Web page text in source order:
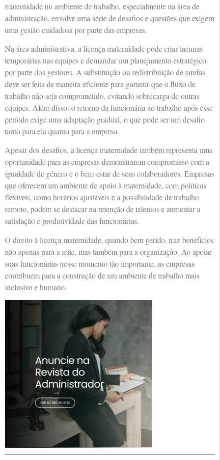
maternidade no ambiente de trabalho, especialmente na área de
administração, envolve uma série de desafios e questões que exigem
uma gestão cuidadosa por parte das empresas.
Na área administrativa, a licença maternidade pode criar lacunas
temporárias nas equipes e demandar um planejamento estratégico
por parte dos gestores. A substituição ou redistribuição de tarefas
deve ser feita de maneira eficiente para garantir que o fluxo de
trabalho não seja comprometido, evitando sobrecarga de outras
equipes. Além disso, o retorno da funcionária ao trabalho após esse
período exige uma adaptação gradual, o que pode ser um desafio
tanto para ela quanto para a empresa.
Apesar dos desafios, a licença maternidade também representa uma
oportunidade para as empresas demonstrarem compromisso com a
igualdade de gênero e o bem-estar de seus colaboradores. Empresas
que oferecem um ambiente de apoio à maternidade, com políticas
flexíveis, como horários ajustáveis e a possibilidade de trabalho
remoto, podem se destacar na retenção de talentos e aumentar a
satisfação e produtividade das funcionárias.
O direito à licença maternidade, quando bem gerido, traz benefícios
não apenas para a mãe, mas também para a organização. Ao apoiar
suas funcionárias nesse momento tão importante, as empresas
contribuem para a construção de um ambiente de trabalho mais
inclusivo e humano.